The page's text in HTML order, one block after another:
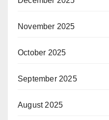
November 2025
October 2025
September 2025
August 2025